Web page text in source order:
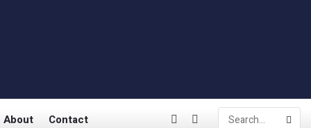
About Contact